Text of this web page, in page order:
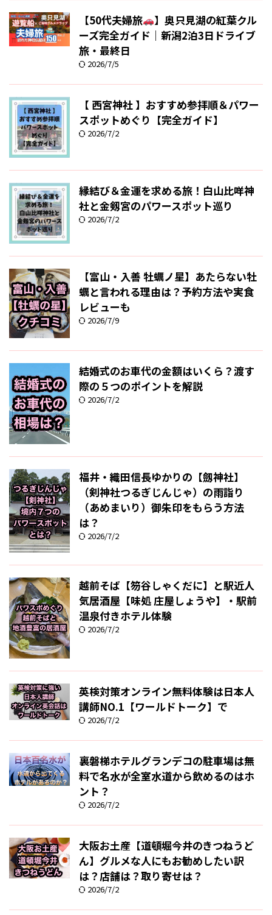
【50代夫婦旅
】奥只見湖の紅葉クル
ーズ完全ガイド｜新潟2泊3日ドライブ
旅・最終日
2026/7/5
【 西宮神社 】おすすめ参拝順＆パワー
スポットめぐり【完全ガイド】
2026/7/2
縁結び＆金運を求める旅！白山比咩神
社と金剱宮のパワースポット巡り
2026/7/2
【富山・入善 牡蠣ノ星】あたらない牡
蠣と言われる理由は？予約方法や実食
レビューも
2026/7/9
結婚式のお車代の金額はいくら？渡す
際の５つのポイントを解説
2026/7/2
福井・織田信長ゆかりの【劔神社】
（剣神社つるぎじんじゃ）の雨詣り
（あめまいり）御朱印をもらう方法
は？
2026/7/2
越前そば【笏谷しゃくだに】と駅近人
気居酒屋【味処 庄屋しょうや】・駅前
温泉付きホテル体験
2026/7/2
英検対策オンライン無料体験は日本人
講師NO.1【ワールドトーク】で
2026/7/2
裏磐梯ホテルグランデコの駐車場は無
料で名水が全室水道から飲めるのはホ
ント？
2026/7/2
大阪お土産【道頓堀今井のきつねうど
ん】グルメな人にもお勧めしたい訳
は？店舗は？取り寄せは？
2026/7/2